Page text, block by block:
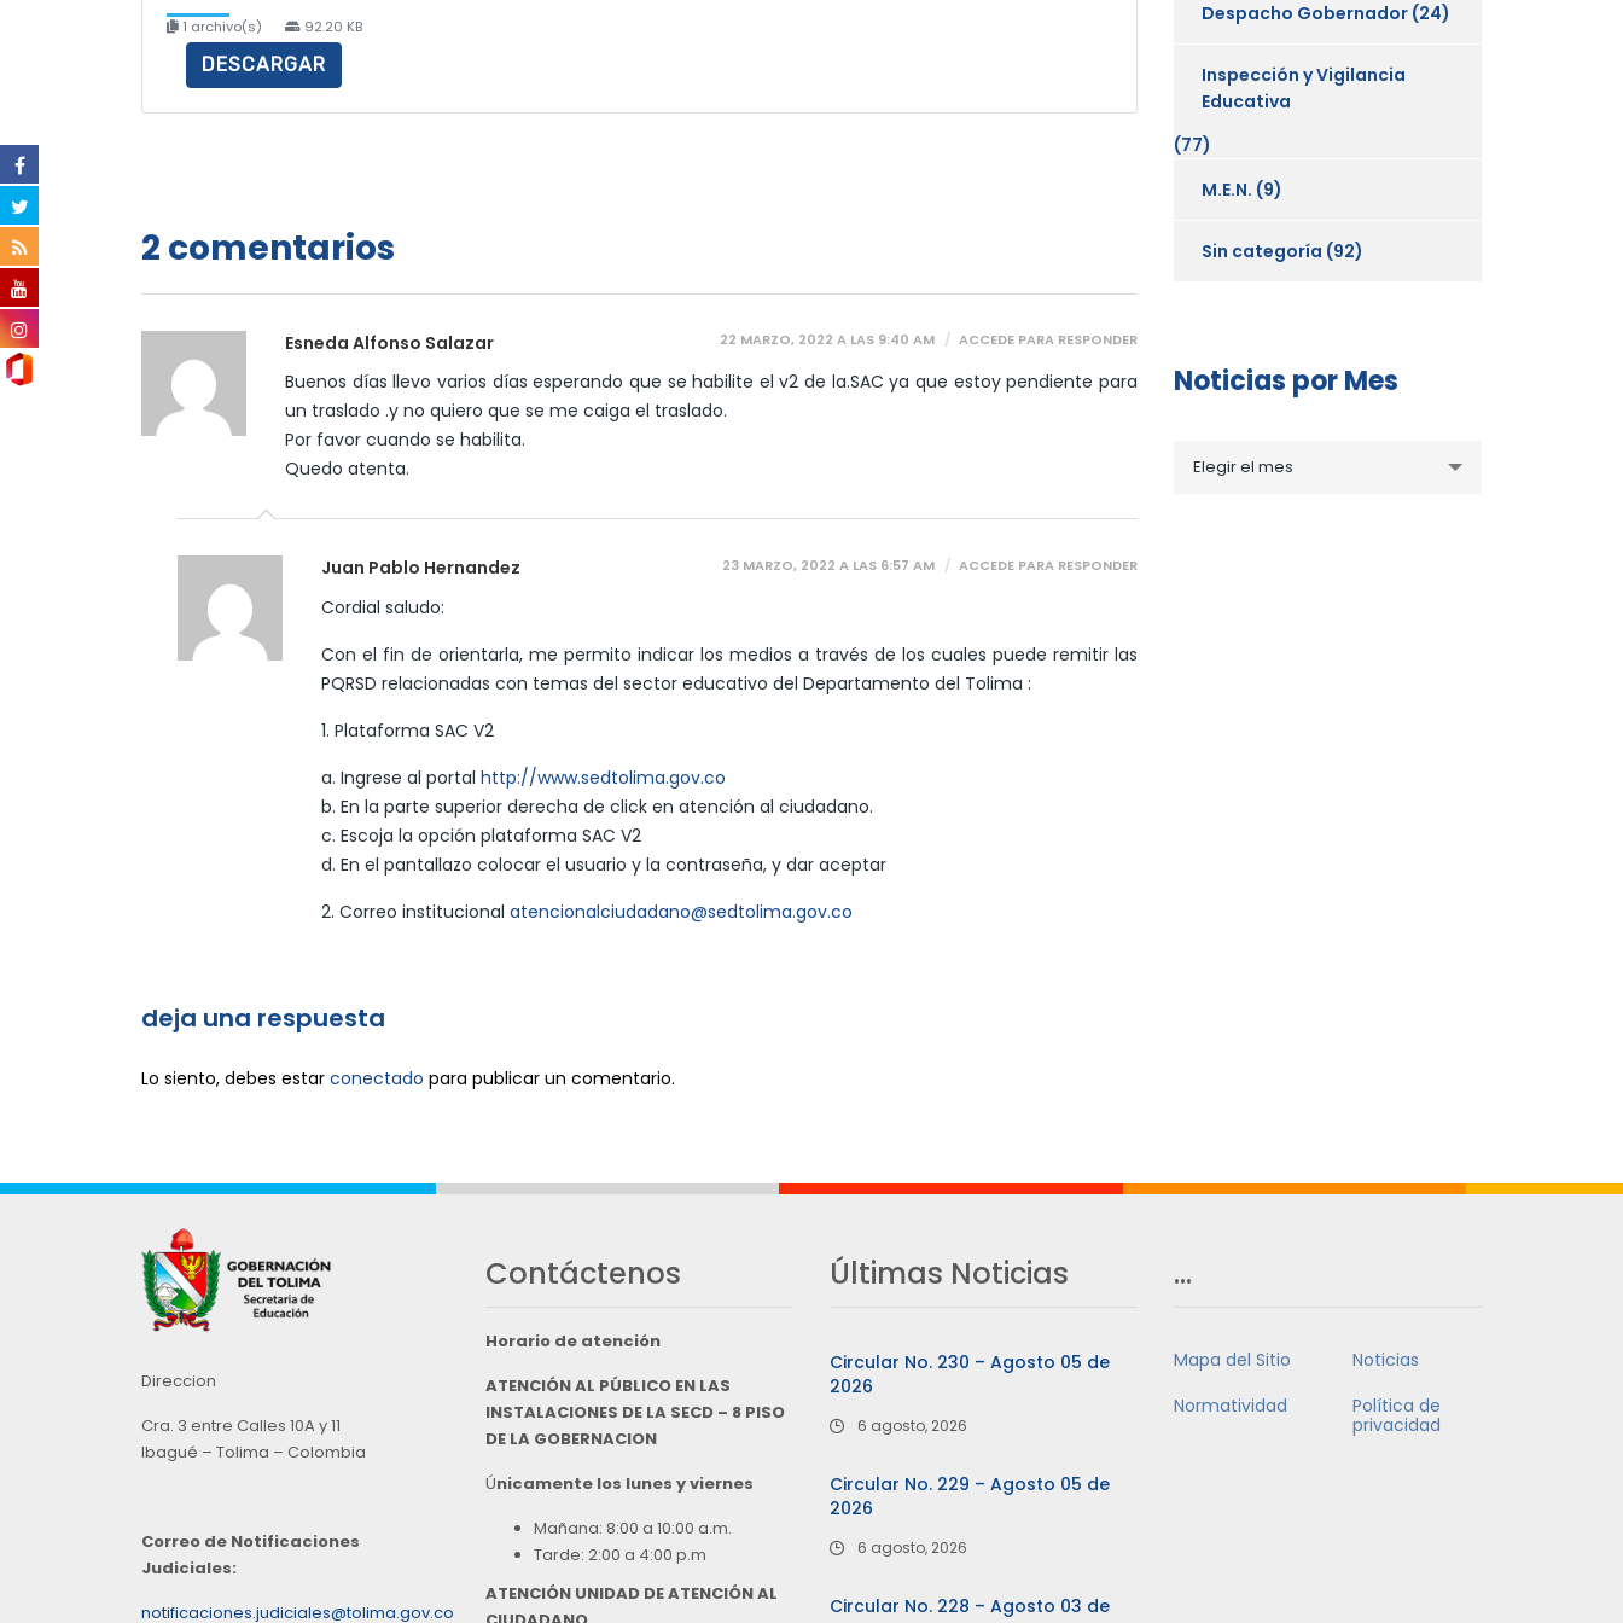
1 archivo(s) 92.20 KB
DESCARGAR
2 comentarios
Esneda Alfonso Salazar 22 MARZO, 2022 A LAS 9:40 AM ACCEDE PARA RESPONDER
Buenos días llevo varios días esperando que se habilite el v2 de la.SAC ya que estoy pendiente para
un traslado .y no quiero que se me caiga el traslado.
Por favor cuando se habilita.
Quedo atenta.
Juan Pablo Hernandez 23 MARZO, 2022 A LAS 6:57 AM ACCEDE PARA RESPONDER
Cordial saludo:
Con el fin de orientarla, me permito indicar los medios a través de los cuales puede remitir las
PQRSD relacionadas con temas del sector educativo del Departamento del Tolima :
1. Plataforma SAC V2
a. Ingrese al portal http://www.sedtolima.gov.co
b. En la parte superior derecha de click en atención al ciudadano.
c. Escoja la opción plataforma SAC V2
d. En el pantallazo colocar el usuario y la contraseña, y dar aceptar
2. Correo institucional atencionalciudadano@sedtolima.gov.co
deja una respuesta
Lo siento, debes estar conectado para publicar un comentario.
Despacho Gobernador (24)
Inspección y Vigilancia
Educativa
(77)
M.E.N. (9)
Sin categoría (92)
Noticias por Mes
porElegir el mes
Direccion
Cra. 3 entre Calles 10A y 11
Ibagué – Tolima – Colombia
Correo de Notificaciones
Judiciales:
notificaciones.judiciales@tolima.gov.co
Contáctenos
Horario de atención
ATENCIÓN AL PÚBLICO EN LAS
INSTALACIONES DE LA SECD – 8 PISO
DE LA GOBERNACION
Únicamente los lunes y viernes
Mañana: 8:00 a 10:00 a.m.
Tarde: 2:00 a 4:00 p.m
ATENCIÓN UNIDAD DE ATENCIÓN AL
Últimas Noticias
Circular No. 230 – Agosto 05 de
2026
6 agosto, 2026
Circular No. 229 – Agosto 05 de
2026
6 agosto, 2026
Circular No. 228 – Agosto 03 de
…
Mapa del Sitio
Noticias
Normatividad
Política de
privacidad